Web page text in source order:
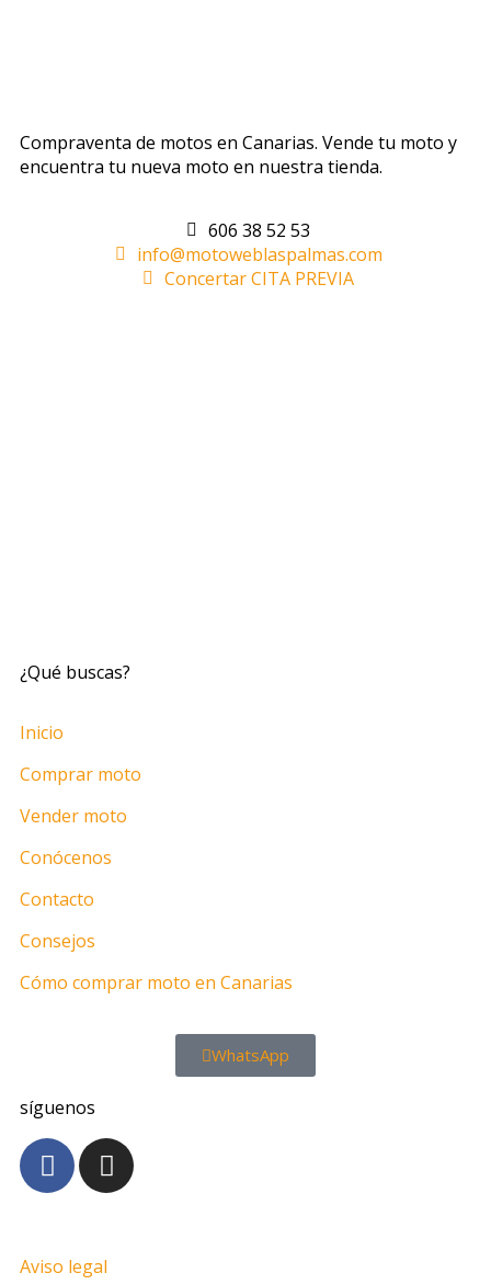
Compraventa de motos en Canarias. Vende tu moto y
encuentra tu nueva moto en nuestra tienda.
606 38 52 53
info@motoweblaspalmas.com
Concertar CITA PREVIA
¿Qué buscas?
Inicio
Comprar moto
Vender moto
Conócenos
Contacto
Consejos
Cómo comprar moto en Canarias
WhatsApp
síguenos
Aviso legal